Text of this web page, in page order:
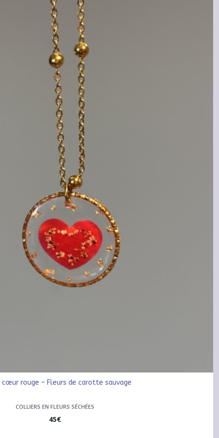
cœur rouge – Fleurs de carotte sauvage
COLLIERS EN FLEURS SÉCHÉES
45€